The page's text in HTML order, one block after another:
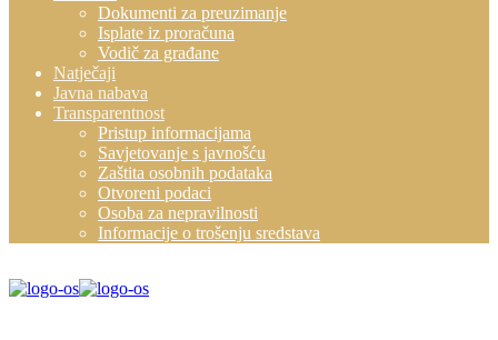
Dokumenti za preuzimanje
Isplate iz proračuna
Vodič za građane
Natječaji
Javna nabava
Transparentnost
Pristup informacijama
Savjetovanje s javnošću
Zaštita osobnih podataka
Otvoreni podaci
Osoba za nepravilnosti
Informacije o trošenju sredstava